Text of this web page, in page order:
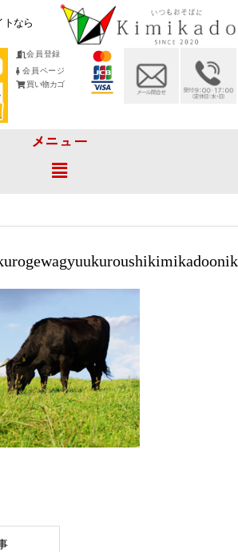
トなら
会員登録
会員ページ
買い物カゴ
メニュー